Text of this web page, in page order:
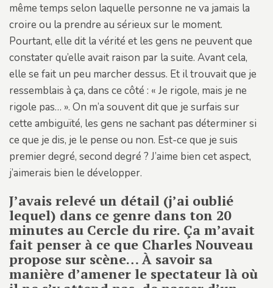
même temps selon laquelle personne ne va jamais la
croire ou la prendre au sérieux sur le moment.
Pourtant, elle dit la vérité et les gens ne peuvent que
constater qu’elle avait raison par la suite. Avant cela,
elle se fait un peu marcher dessus. Et il trouvait que je
ressemblais à ça, dans ce côté : « Je rigole, mais je ne
rigole pas… ». On m’a souvent dit que je surfais sur
cette ambiguïté, les gens ne sachant pas déterminer si
ce que je dis, je le pense ou non. Est-ce que je suis
premier degré, second degré ? J’aime bien cet aspect,
j’aimerais bien le développer.
J’avais relevé un détail (j’ai oublié
lequel) dans ce genre dans ton 20
minutes au Cercle du rire. Ça m’avait
fait penser à ce que Charles Nouveau
propose sur scène… À savoir sa
manière d’amener le spectateur là où